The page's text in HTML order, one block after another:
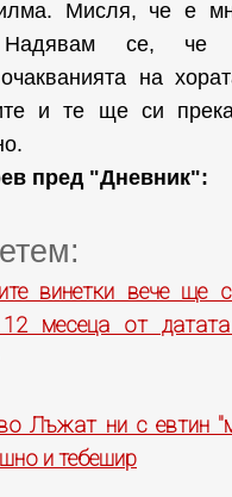
Мисля, че е
Надявам се, че
на
и те ще си
пред "Дневник":
винетки вече ще
12 месеца от
Лъжат ни с евтин
и тебешир